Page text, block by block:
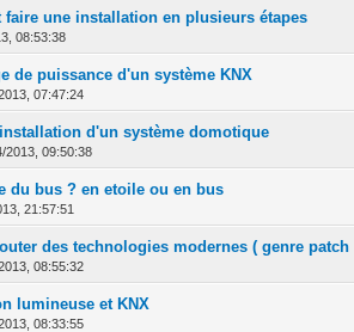
faire une installation en plusieurs étapes
08:53:38
- 0 sur 5 en moyenne
1 2345
de puissance d'un système KNX
07:47:24
- 0 sur 5 en moyenne
12345
d'un système domotique
2013, 09:50:38
- 0 sur 5 en moyenne
12 345
du bus ? en etoile ou en bus
21:57:51
- 0 sur 5 en moyenne
1 234 5
des technologies modernes ( genre
08:55:32
- 0 sur 5 en moyenne
1 2345
lumineuse et KNX
08:33:55
- 0 sur 5 en moyenne
12345